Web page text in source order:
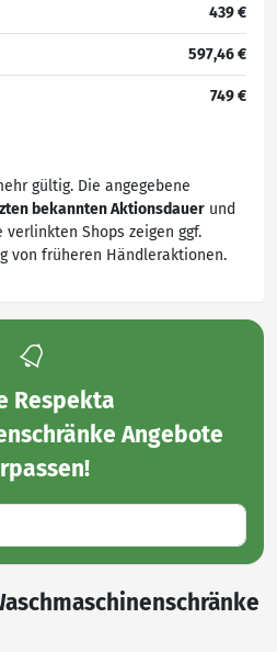
439 €
597,46 €
749 €
gültig. Die angegebene
bekannten Aktionsdauer und
Shops zeigen ggf.
von früheren Händleraktionen.
Respekta
Angebote